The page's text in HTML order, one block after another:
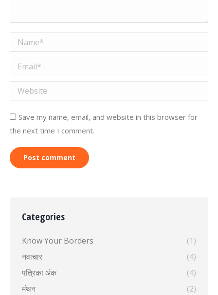
Name *
Email *
Website
Save my name, email, and website in this browser for
the next time I comment.
Post comment
Categories
Know Your Borders
(1)
नवाचार
(4)
पत्रिका अंक
(4)
मंथन
(2)